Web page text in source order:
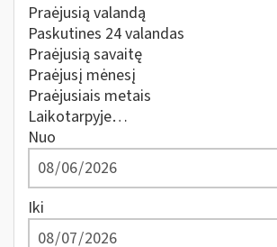
Praėjusią valandą
Paskutines 24 valandas
Praėjusią savaitę
Praėjusį mėnesį
Praėjusiais metais
Laikotarpyje…
Nuo
Iki